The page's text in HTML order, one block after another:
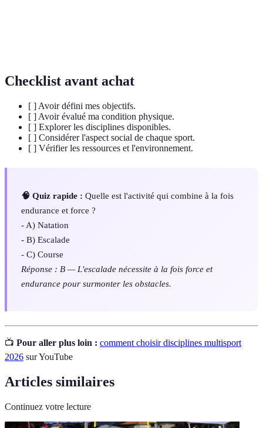
Checklist avant achat
[ ] Avoir défini mes objectifs.
[ ] Avoir évalué ma condition physique.
[ ] Explorer les disciplines disponibles.
[ ] Considérer l'aspect social de chaque sport.
[ ] Vérifier les ressources et l'environnement.
🧠 Quiz rapide : Quelle est l'activité qui combine à la fois
endurance et force ?
- A) Natation
- B) Escalade
- C) Course
Réponse : B — L'escalade nécessite à la fois force et
endurance pour surmonter les obstacles.
📺 Pour aller plus loin : comment choisir disciplines multisport
2026 sur YouTube
Articles similaires
Continuez votre lecture